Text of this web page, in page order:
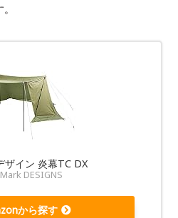
ザイン 炎幕TC DX
DESIGNS
から探す